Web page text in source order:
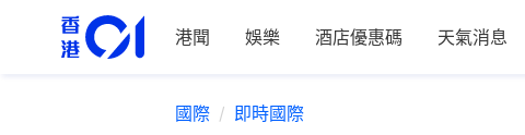
港聞 娛樂 酒店優惠碼 天氣消息
國際 即時國際